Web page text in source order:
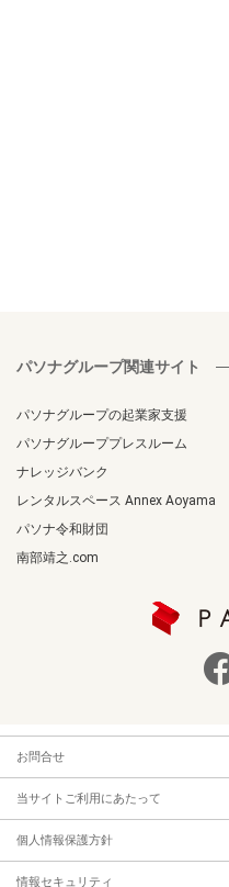
パソナグループ関連サイト
パソナグループの起業家支援
パソナグループプレスルーム
ナレッジバンク
レンタルスペース Annex Aoyama
パソナ令和財団
南部靖之.com
お問合せ
当サイトご利用にあたって
個人情報保護方針
情報セキュリティ